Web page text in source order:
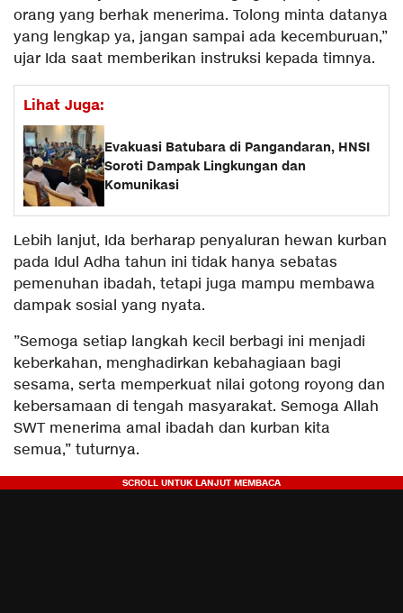
orang yang berhak menerima. Tolong minta datanya
yang lengkap ya, jangan sampai ada kecemburuan,”
ujar Ida saat memberikan instruksi kepada timnya.
Lihat Juga:
Evakuasi Batubara di Pangandaran, HNSI
Soroti Dampak Lingkungan dan
Komunikasi
​Lebih lanjut, Ida berharap penyaluran hewan kurban
pada Idul Adha tahun ini tidak hanya sebatas
pemenuhan ibadah, tetapi juga mampu membawa
dampak sosial yang nyata.
​”Semoga setiap langkah kecil berbagi ini menjadi
keberkahan, menghadirkan kebahagiaan bagi
sesama, serta memperkuat nilai gotong royong dan
kebersamaan di tengah masyarakat. Semoga Allah
SWT menerima amal ibadah dan kurban kita
semua,” tuturnya.